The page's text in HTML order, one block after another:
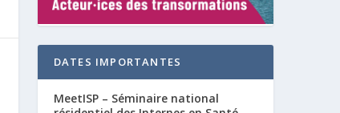
DATES IMPORTANTES
MeetISP – Séminaire national